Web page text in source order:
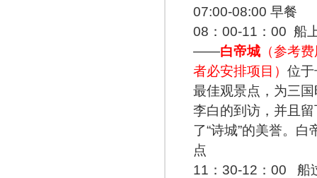
07:00-08:00 早餐
08：00-11：00 船
——白帝城 （参考
者必安排项目） 位
最佳观景点，为三
李白的到访，并且
了“诗城”的美誉。
点
11：30-12：00 船